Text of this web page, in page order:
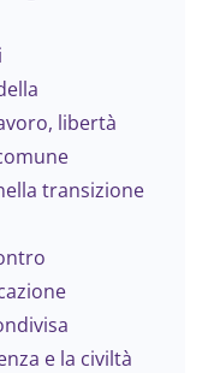
libertà
transizione
e la civiltà